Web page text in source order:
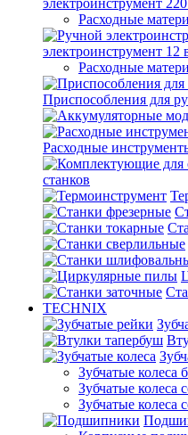
электроинструмент
Расходные
электроинструмент 12
Расходные
Приспособления для
Расходные
станков
TECHNIX
Зубчатые колеса
Зубчатые колеса
Зубчатые колеса